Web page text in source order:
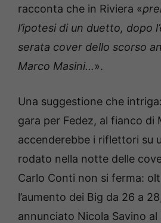
racconta che in Riviera «
l’ipotesi di un duetto, dopo
serata cover dello scorso
Marco Masini…».
Una suggestione che
gara per Fedez, al fianco di
accenderebbe i riflettori su
rodato nella notte delle
Carlo Conti non si ferma:
l’aumento dei Big da 26 a
annunciato Nicola Savino al